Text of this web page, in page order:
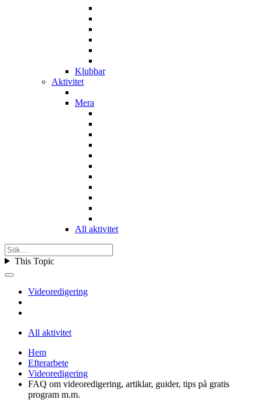
Klubbar
Aktivitet
Mera
All aktivitet
This Topic
Videoredigering
All aktivitet
Hem
Efterarbete
Videoredigering
FAQ om videoredigering, artiklar, guider, tips på gratis
program m.m.